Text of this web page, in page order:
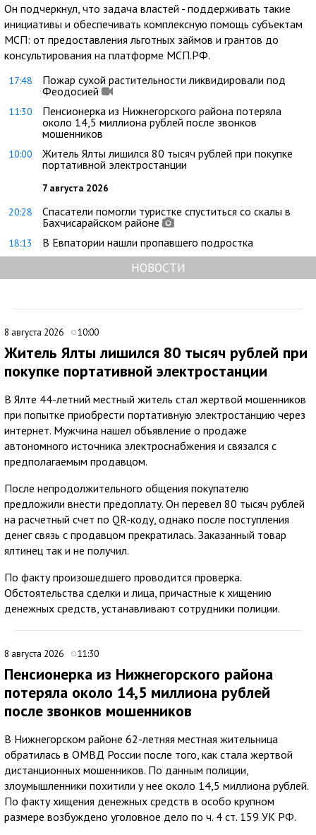
Он подчеркнул, что задача властей - поддерживать такие
инициативы и обеспечивать комплексную помощь субъектам
МСП: от предоставления льготных займов и грантов до
консультирования на платформе МСП.РФ.
17:48
Пожар сухой растительности ликвидировали под
Феодосией
11:30
Пенсионерка из Нижнегорского района потеряла
около 14,5 миллиона рублей после звонков
мошенников
10:00
Житель Ялты лишился 80 тысяч рублей при покупке
портативной электростанции
7 августа 2026
20:28
Спасатели помогли туристке спуститься со скалы в
Бахчисарайском районе
18:13 В Евпатории нашли пропавшего подростка
НОВОСТИ
8 августа 2026 10:00
Житель Ялты лишился 80 тысяч рублей при
покупке портативной электростанции
В Ялте 44-летний местный житель стал жертвой мошенников
при попытке приобрести портативную электростанцию через
интернет. Мужчина нашел объявление о продаже
автономного источника электроснабжения и связался с
предполагаемым продавцом.
После непродолжительного общения покупателю
предложили внести предоплату. Он перевел 80 тысяч рублей
на расчетный счет по QR-коду, однако после поступления
денег связь с продавцом прекратилась. Заказанный товар
ялтинец так и не получил.
По факту произошедшего проводится проверка.
Обстоятельства сделки и лица, причастные к хищению
денежных средств, устанавливают сотрудники полиции.
8 августа 2026 11:30
Пенсионерка из Нижнегорского района
потеряла около 14,5 миллиона рублей
после звонков мошенников
В Нижнегорском районе 62-летняя местная жительница
обратилась в ОМВД России после того, как стала жертвой
дистанционных мошенников. По данным полиции,
злоумышленники похитили у нее около 14,5 миллиона рублей.
По факту хищения денежных средств в особо крупном
размере возбуждено уголовное дело по ч. 4 ст. 159 УК РФ.